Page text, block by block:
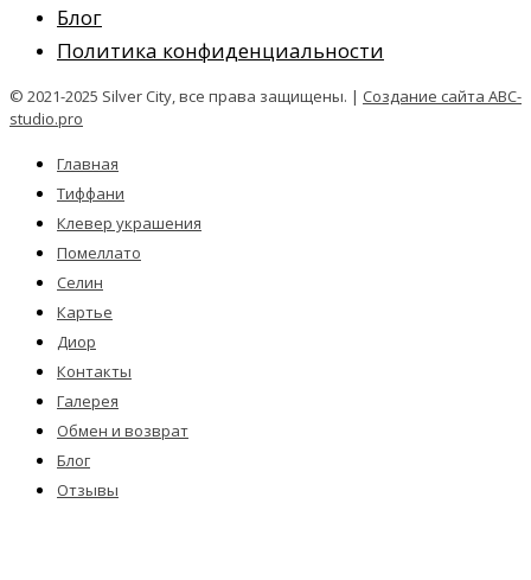
Блог
Политика конфиденциальности
© 2021-2025 Silver City, все права защищены. | Создание сайта ABC-
studio.pro
Главная
Тиффани
Клевер украшения
Помеллато
Селин
Картье
Диор
Контакты
Галерея
Обмен и возврат
Блог
Отзывы